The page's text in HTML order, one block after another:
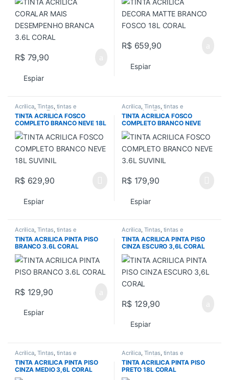
R$79,90
Espiar
R$659,90
Espiar
Acrilica, Tintas, tintas e
acessorios,Todos
TINTA ACRILICA FOSCO
COMPLETO BRANCO NEVE 18L
SUVINIL
R$629,90
Espiar
Acrilica, Tintas, tintas e
acessorios,Todos
TINTA ACRILICA FOSCO
COMPLETO BRANCO NEVE
3.6L SUVINIL
R$179,90
Espiar
Acrilica, Tintas, tintas e
acessorios,Todos
TINTA ACRILICA PINTA PISO
BRANCO 3.6L CORAL
R$129,90
Espiar
Acrilica, Tintas, tintas e
acessorios,Todos
TINTA ACRILICA PINTA PISO
CINZA ESCURO 3,6L CORAL
R$129,90
Espiar
Acrilica, Tintas, tintas e
acessorios,Todos
TINTA ACRILICA PINTA PISO
CINZA MEDIO 3,6L CORAL
Acrilica, Tintas, tintas e
acessorios,Todos
TINTA ACRILICA PINTA PISO
PRETO 18L CORAL